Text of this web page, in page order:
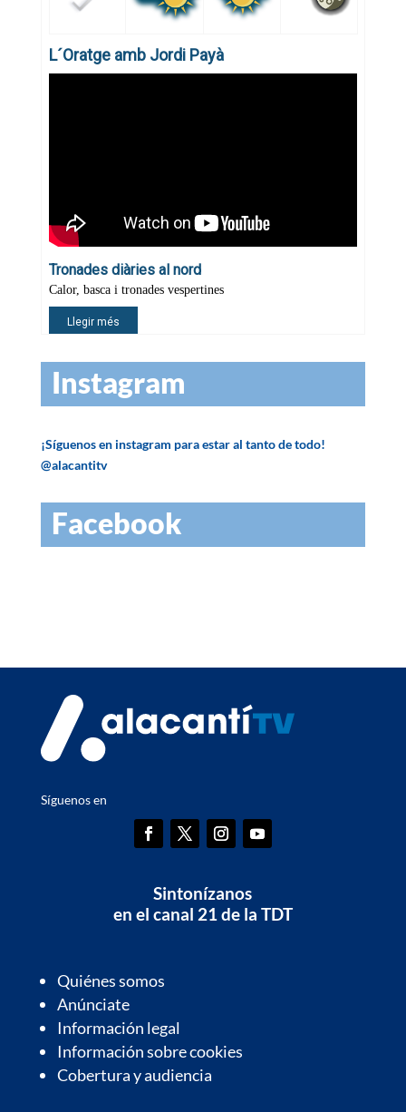
Instagram
¡Síguenos en instagram para estar al tanto de todo!
@alacantitv
Facebook
Síguenos en
Sintonízanos
en el canal 21 de la TDT
Quiénes somos
Anúnciate
Información legal
Información sobre cookies
Cobertura y audiencia